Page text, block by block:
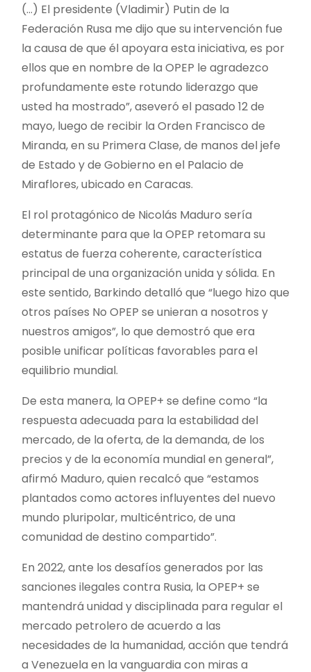
(…) El presidente (Vladimir) Putin de la
Federación Rusa me dijo que su intervención fue
la causa de que él apoyara esta iniciativa, es por
ellos que en nombre de la OPEP le agradezco
profundamente este rotundo liderazgo que
usted ha mostrado”, aseveró el pasado 12 de
mayo, luego de recibir la Orden Francisco de
Miranda, en su Primera Clase, de manos del jefe
de Estado y de Gobierno en el Palacio de
Miraflores, ubicado en Caracas.
El rol protagónico de Nicolás Maduro sería
determinante para que la OPEP retomara su
estatus de fuerza coherente, característica
principal de una organización unida y sólida. En
este sentido, Barkindo detalló que “luego hizo que
otros países No OPEP se unieran a nosotros y
nuestros amigos”, lo que demostró que era
posible unificar políticas favorables para el
equilibrio mundial.
De esta manera, la OPEP+ se define como “la
respuesta adecuada para la estabilidad del
mercado, de la oferta, de la demanda, de los
precios y de la economía mundial en general”,
afirmó Maduro, quien recalcó que “estamos
plantados como actores influyentes del nuevo
mundo pluripolar, multicéntrico, de una
comunidad de destino compartido”.
En 2022, ante los desafíos generados por las
sanciones ilegales contra Rusia, la OPEP+ se
mantendrá unidad y disciplinada para regular el
mercado petrolero de acuerdo a las
necesidades de la humanidad, acción que tendrá
a Venezuela en la vanguardia con miras a